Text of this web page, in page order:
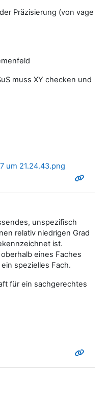
Präzisierung (von vage
muss XY checken und
um 21.24.43.png
unspezifisch
relativ niedrigen Grad
ist.
eines Faches
spezielles Fach.
für ein sachgerechtes